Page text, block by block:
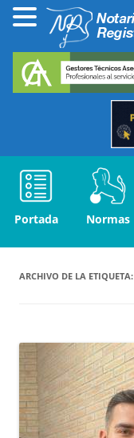
Portada Normas
ARCHIVO DE LA ETIQUETA: